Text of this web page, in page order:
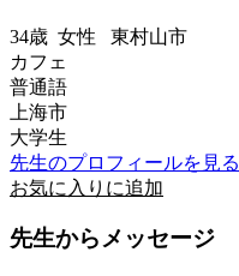
34歳 女性 東村山市
カフェ
普通語
上海市
大学生
先生のプロフィールを見る
お気に入りに追加
先生からメッセージ